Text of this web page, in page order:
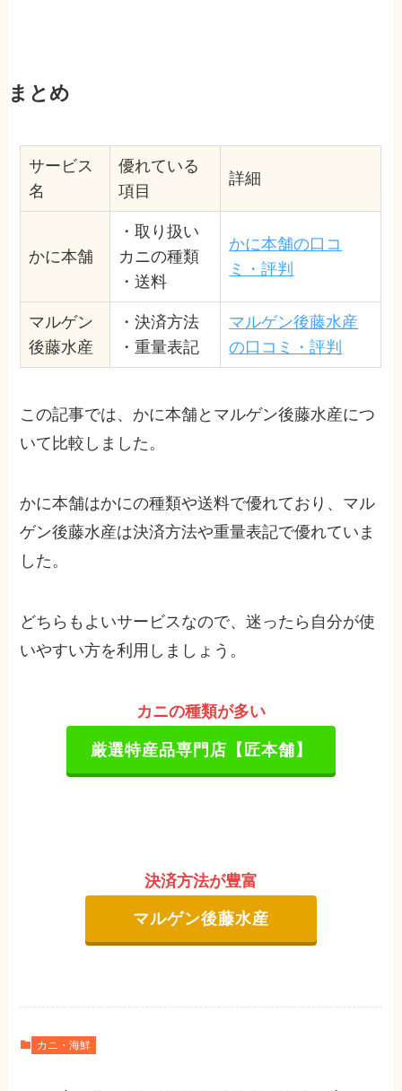
まとめ
サービス
名
優れている
項目
詳細
かに本舗
・取り扱い
カニの種類
・送料
かに本舗の口コ
ミ・評判
マルゲン
後藤水産
・決済方法
・重量表記
マルゲン後藤水産
の口コミ・評判
この記事では、かに本舗とマルゲン後藤水産につ
いて比較しました。
かに本舗はかにの種類や送料で優れており、マル
ゲン後藤水産は決済方法や重量表記で優れていま
した。
どちらもよいサービスなので、迷ったら自分が使
いやすい方を利用しましょう。
カニの種類が多い
厳選特産品専門店【匠本舗】
決済方法が豊富
マルゲン後藤水産
カニ・海鮮